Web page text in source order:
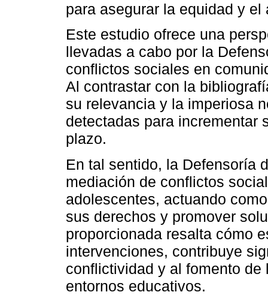
para asegurar la equidad y el
Este estudio ofrece una
llevadas a cabo por la
conflictos sociales en
Al contrastar con la
su relevancia y la imperiosa
detectadas para incrementar
plazo.
En tal sentido, la Defensoría
mediación de conflictos
adolescentes, actuando
sus derechos y promover
proporcionada resalta cómo
intervenciones, contribuye
conflictividad y al fomento
entornos educativos.